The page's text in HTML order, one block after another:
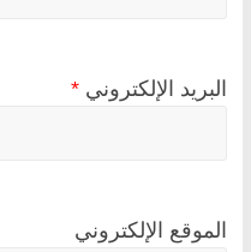
البريد الإلكتروني *
الموقع الإلكتروني